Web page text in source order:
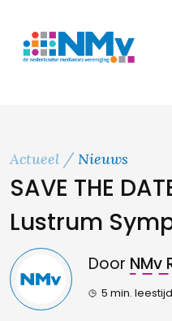
Actueel Nieuws
SAVE THE
Lustrum
Door NMv
5 min. leestijd